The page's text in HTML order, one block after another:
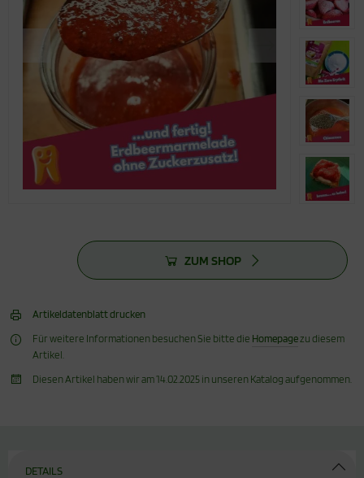
ZUM SHOP
Artikeldatenblatt drucken
Für weitere Informationen besuchen Sie bitte die Homepage zu diesem
Artikel.
Diesen Artikel haben wir am 14.02.2025 in unseren Katalog aufgenommen.
DETAILS